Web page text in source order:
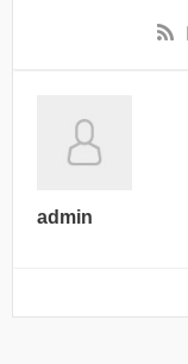
admin